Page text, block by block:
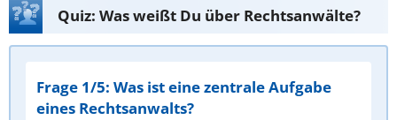
Quiz: Was weißt Du über Rechtsanwälte?
Frage 1/5: Was ist eine zentrale Aufgabe
eines Rechtsanwalts?